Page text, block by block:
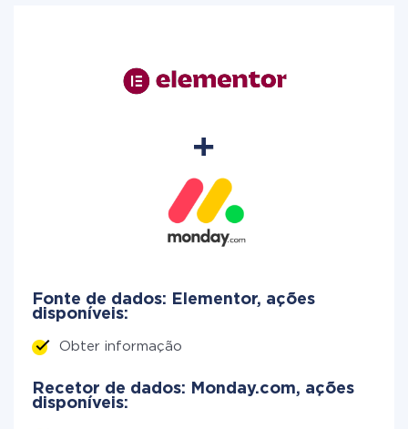
Fonte de dados: Elementor, ações
disponíveis:
Obter informação
Recetor de dados: Monday.com, ações
disponíveis: